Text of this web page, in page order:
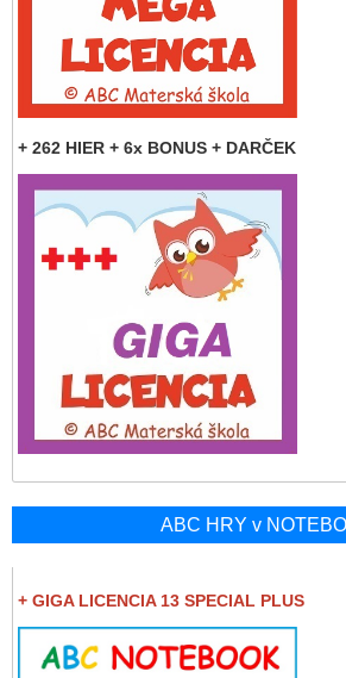
+ 262 HIER + 6x BONUS + DARČEK
ABC HRY v
+ GIGA LICENCIA 13 SPECIAL PLUS